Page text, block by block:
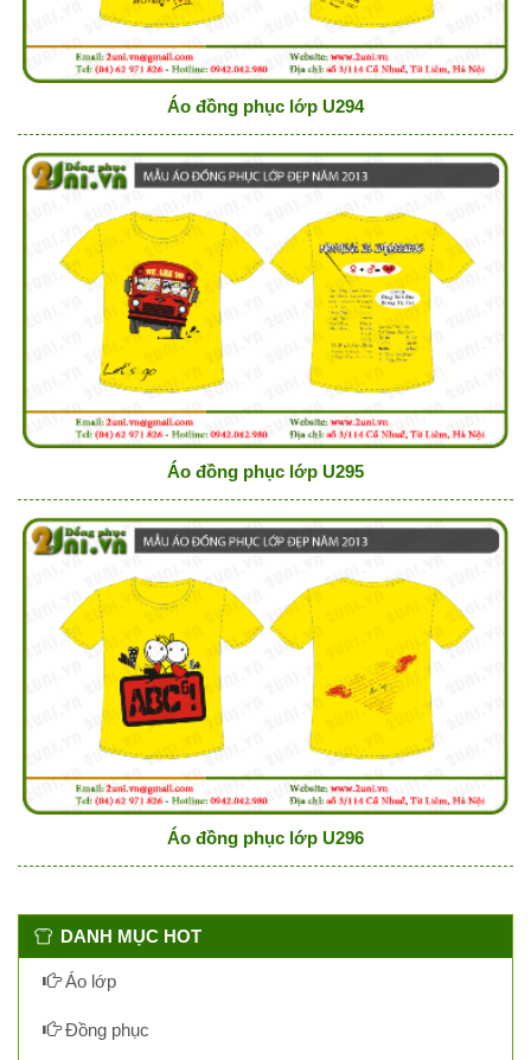
Áo đồng phục lớp U294
Áo đồng phục lớp U295
Áo đồng phục lớp U296
DANH MỤC HOT
Áo lớp
Đồng phục